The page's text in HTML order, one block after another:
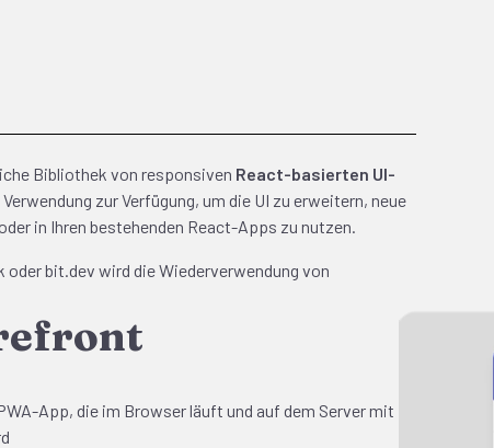
Bibliothek von responsiven React-basierten UI-
zur Verfügung, um die UI zu erweitern, neue
in Ihren bestehenden React-Apps zu nutzen.
oder bit.dev wird die Wiederverwendung von
App, die im Browser läuft und auf dem Server mit